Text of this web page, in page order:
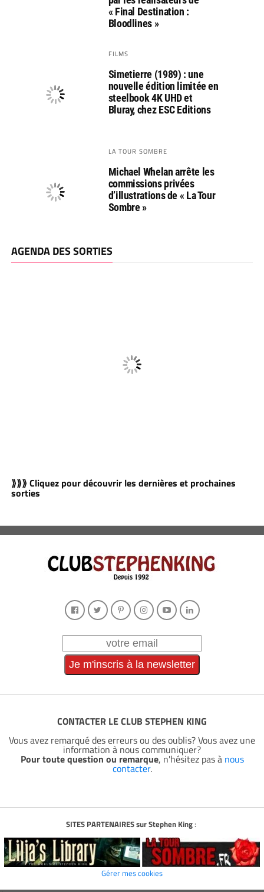
« Final Destination :
Bloodlines »
FILMS
Simetierre (1989) : une
nouvelle édition limitée en
steelbook 4K UHD et
Bluray, chez ESC Editions
LA TOUR SOMBRE
Michael Whelan arrête les
commissions privées
d’illustrations de « La Tour
Sombre »
AGENDA DES SORTIES
⟫⟫⟫ Cliquez pour découvrir les dernières et prochaines
sorties
CONTACTER LE CLUB STEPHEN KING
Vous avez remarqué des erreurs ou des oublis? Vous avez une
information à nous communiquer?
Pour toute question ou remarque, n'hésitez pas à nous
contacter.
SITES PARTENAIRES sur Stephen King:
Gérer mes cookies